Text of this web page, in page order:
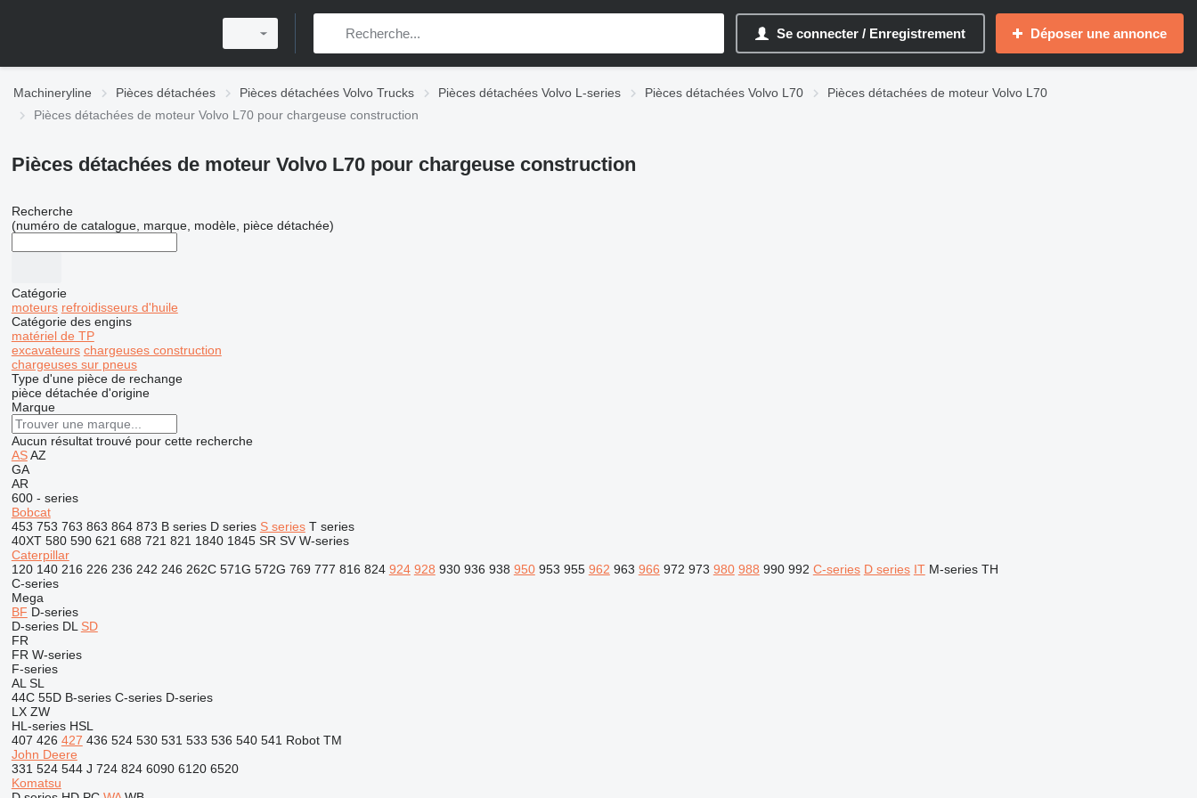
Se connecter / Enregistrement Déposer une annonce
Machineryline Pièces détachées Pièces détachées Volvo Trucks Pièces détachées Volvo L-series Pièces détachées Volvo L70
Pièces détachées de moteur Volvo L70
Pièces détachées de moteur Volvo L70 pour chargeuse construction
Pièces détachées de moteur Volvo L70 pour chargeuse construction
Recherche
(numéro de catalogue, marque, modèle, pièce détachée)
Catégorie
moteurs refroidisseurs d'huile
Catégorie des engins
matériel de TP
excavateurs chargeuses construction
chargeuses sur pneus
Type d'une pièce de rechange
pièce détachée d'origine
Marque
Aucun résultat trouvé pour cette recherche
AS AZ
GA
AR
600 - series
Bobcat
453 753 763 863 864 873 B series D series S series T series
40XT 580 590 621 688 721 821 1840 1845 SR SV W-series
Caterpillar
120 140 216 226 236 242 246 262C 571G 572G 769 777 816 824 924 928 930 936 938 950 953 955 962 963 966 972 973 980 988 990 992 C-series D series IT M-series TH
C-series
Mega
BF D-series
D-series DL SD
FR
FR W-series
F-series
AL SL
44C 55D B-series C-series D-series
LX ZW
HL-series HSL
407 426 427 436 524 530 531 533 536 540 541 Robot TM
John Deere
331 524 544 J 724 824 6090 6120 6520
Komatsu